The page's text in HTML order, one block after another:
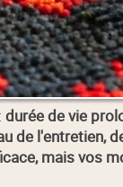
durée de vie
de l'entretien,
mais vos